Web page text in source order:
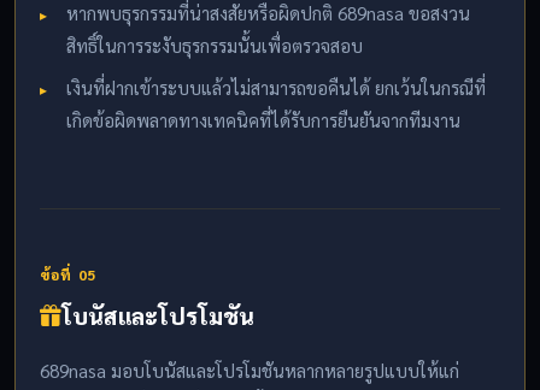
หากพบธุรกรรมที่น่าสงสัยหรือผิดปกติ 689nasa ขอสงวน
สิทธิ์ในการระงับธุรกรรมนั้นเพื่อตรวจสอบ
เงินที่ฝากเข้าระบบแล้วไม่สามารถขอคืนได้ ยกเว้นในกรณีที่
เกิดข้อผิดพลาดทางเทคนิคที่ได้รับการยืนยันจากทีมงาน
ข้อที่ 05
โบนัสและโปรโมชัน
689nasa มอบโบนัสและโปรโมชันหลากหลายรูปแบบให้แก่